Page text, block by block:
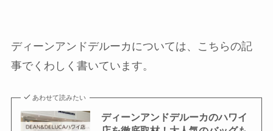
ディーンアンドデルーカについては、こちらの記
事でくわしく書いています。
あわせて読みたい
ディーンアンドデルーカのハワイ